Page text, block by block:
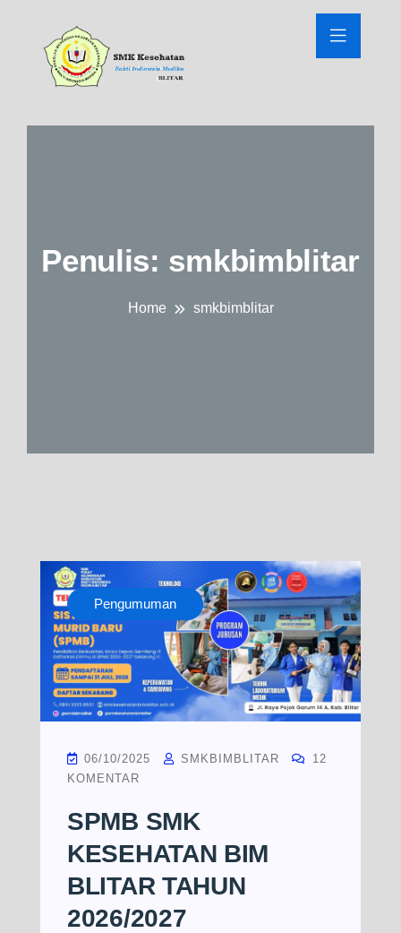
Penulis: smkbimblitar
Home smkbimblitar
Pengumuman
06/10/2025 SMKBIMBLITAR
12
KOMENTAR
SPMB SMK
KESEHATAN BIM
BLITAR TAHUN
2026/2027